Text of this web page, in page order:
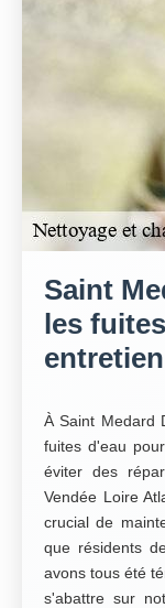
Saint
les
À Saint Medard
fuites d'eau
éviter des
Vendée Loire
crucial de
que résidents
avons tous été
s'abattre sur